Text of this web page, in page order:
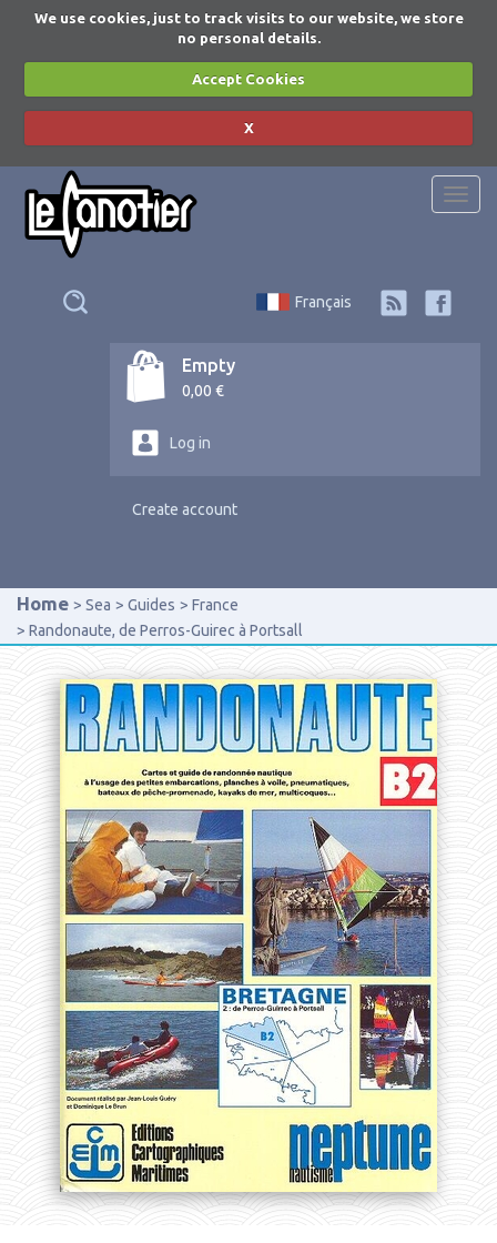
We use cookies, just to track visits to our website, we store
no personal details.
Accept Cookies
X
Français
Empty
0,00 €
Log in
Create account
Home Sea Guides
France
Randonaute, de Perros-Guirec à Portsall